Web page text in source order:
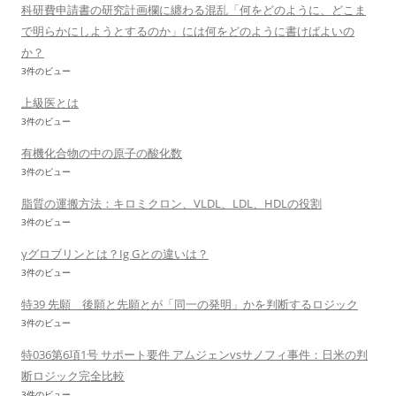
科研費申請書の研究計画欄に纏わる混乱「何をどのように、どこま
で明らかにしようとするのか」には何をどのように書けばよいの
か？
3件のビュー
上級医とは
3件のビュー
有機化合物の中の原子の酸化数
3件のビュー
脂質の運搬方法：キロミクロン、VLDL、LDL、HDLの役割
3件のビュー
γグロブリンとは？Ig Gとの違いは？
3件のビュー
特39 先願 後願と先願とが「同一の発明」かを判断するロジック
3件のビュー
特036第6項1号 サポート要件 アムジェンvsサノフィ事件：日米の判
断ロジック完全比較